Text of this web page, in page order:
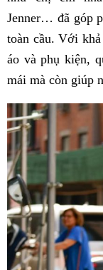
Jenner… đã góp
toàn cầu. Với
áo và phụ kiện,
mái mà còn giúp